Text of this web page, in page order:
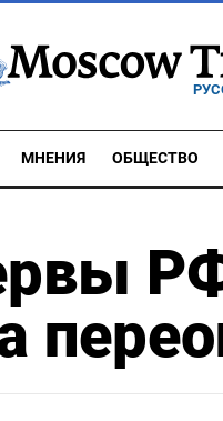
МНЕНИЯ ОБЩЕСТВО